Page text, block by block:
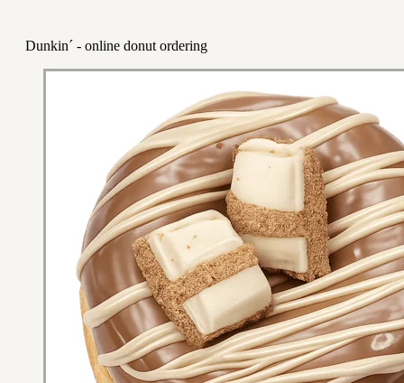
Dunkin´ - online donut ordering